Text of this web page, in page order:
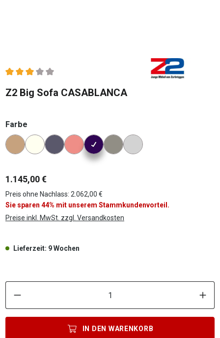
Durchschnittliche Bewertung von 3 von 5 Sternen
Z2 Big Sofa CASABLANCA
Farbe
Konfigurator Farbe
1.145,00 €
Preis ohne Nachlass: 2.062,00 €
Sie sparen 44% mit unserem Stammkundenvorteil.
Preise inkl. MwSt. zzgl. Versandkosten
Lieferzeit: 9 Wochen
IN DEN WARENKORB